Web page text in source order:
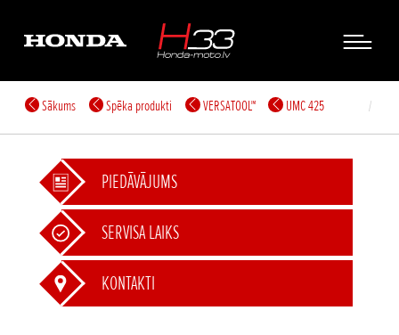
Sākums Spēka produkti VERSATOOL™ UMC 425
PIEDĀVĀJUMS
SERVISA LAIKS
KONTAKTI